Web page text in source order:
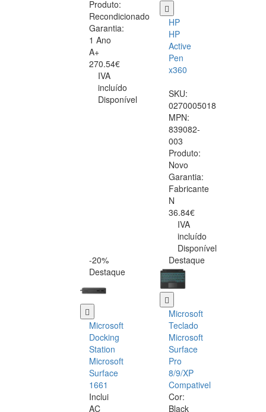
Produto:
Recondicionado
Garantia:
1 Ano
A+
270.54€
IVA
incluído
Disponível
HP
HP
Active
Pen
x360
SKU:
0270005018
MPN:
839082-
003
Produto:
Novo
Garantia:
Fabricante
N
36.84€
IVA
incluído
Disponível
-20%
Destaque
Microsoft
Docking
Station
Microsoft
Surface
1661
Inclui
AC
Destaque
Microsoft
Teclado
Microsoft
Surface
Pro
8/9/XP
Compativel
Cor:
Black